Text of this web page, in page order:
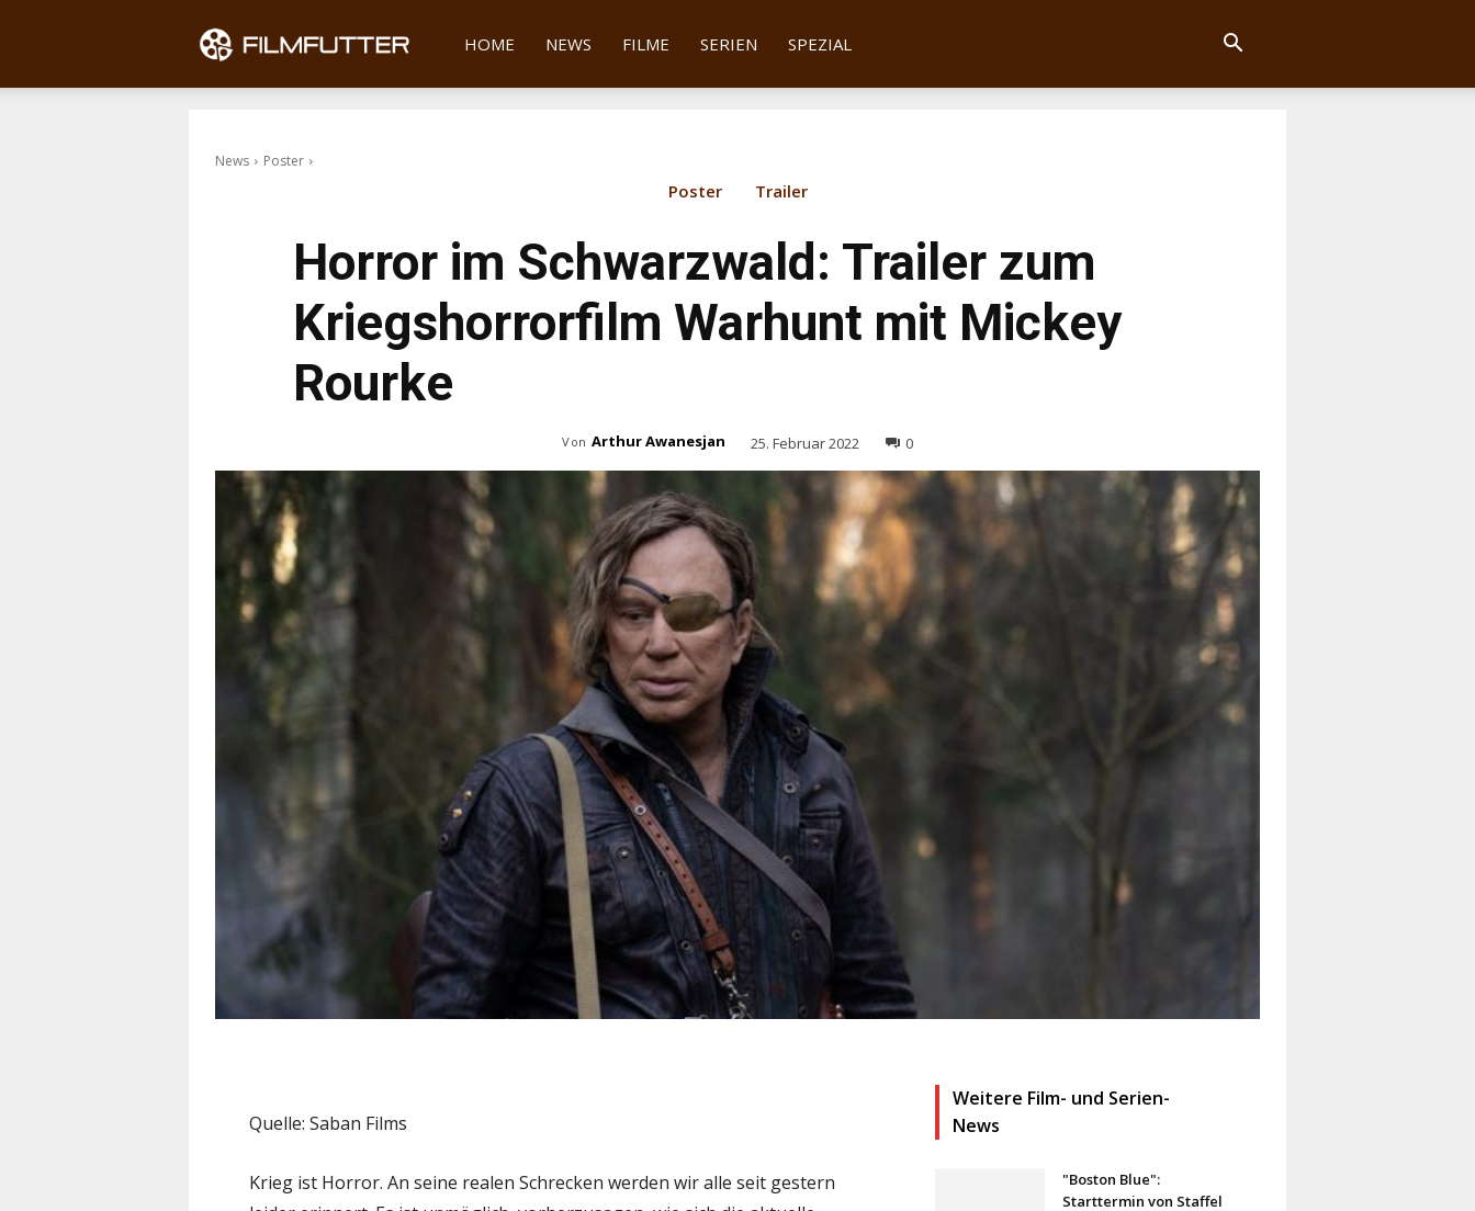
Filmfutter
HOME NEWS FILME SERIEN SPEZIAL
News Poster
Poster Trailer
Horror im Schwarzwald: Trailer zum
Kriegshorrorfilm Warhunt mit Mickey
Rourke
Von Arthur Awanesjan 25. Februar 2022 0
Quelle: Saban Films
Krieg ist Horror. An seine realen Schrecken werden wir alle seit gestern
Weitere Film- und Serien-
News
"Boston Blue":
Starttermin von Staffel